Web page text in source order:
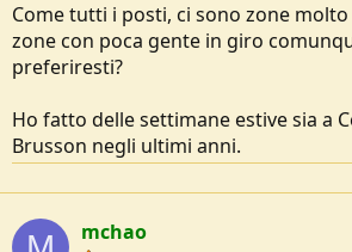
Come tutti i posti, ci sono zone
zone con poca gente in giro
preferiresti?
Ho fatto delle settimane estive sia a
Brusson negli ultimi anni.
mchao